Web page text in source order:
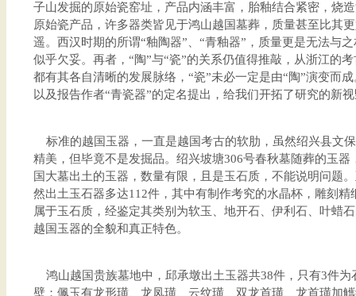
子山发掘的原始瓷窑址，产品内涵丰富，胎釉结合紧密，烧
原始瓷产品，许多器类皆见于鸿山越国墓葬，质量甚至比其
遥。西汉时期的所谓“釉陶器”、“青釉器”，质量更是无法与
似乎欠妥。再者，“陶”与“瓷”的关系仍值得推敲，从浙江的
都有其各自清晰的发展脉络，“瓷”未必一定是由“陶”演变而
以及报告作者“青瓷器”的定名提出，给我们开拓了研究的新
标准的越国玉器，一直是越国考古的软肋，虽然绍兴县文
精美，但毕竟不是发掘品。绍兴坡塘306号春秋墓随葬的玉
国大墓出土的玉器，数量有限，且是玉石质，不能说明问题
然出土玉石器多达112件，其中有制作考究的水晶杯，雕刻
属于玉石质，经鉴定其类别为软玉、地开石、伊利石、叶蜡
越国玉器的全貌和真正特色。
鸿山越国贵族墓地中，邱承墩出土玉器共38件，只有3件为
壁；佩玉有龙形璜、龙凤璜、云纹璜、双龙首璜、龙首璜加